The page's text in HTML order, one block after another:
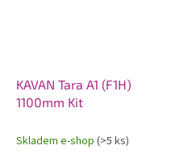
KAVAN Tara A1 (F1H)
1100mm Kit
Skladem e-shop (>5 ks)